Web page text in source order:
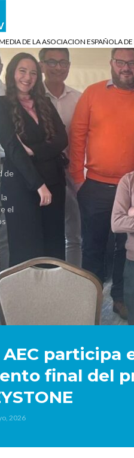
DE LA ASOCIACION ESPAÑOLA DE
de
el
AEC participa
final del
2026